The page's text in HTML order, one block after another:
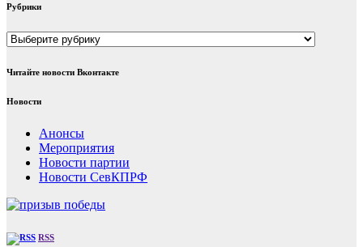
Рубрики
Рубрики
Читайте новости Вконтакте
Новости
Анонсы
Мероприятия
Новости партии
Новости СевКПРФ
RSS